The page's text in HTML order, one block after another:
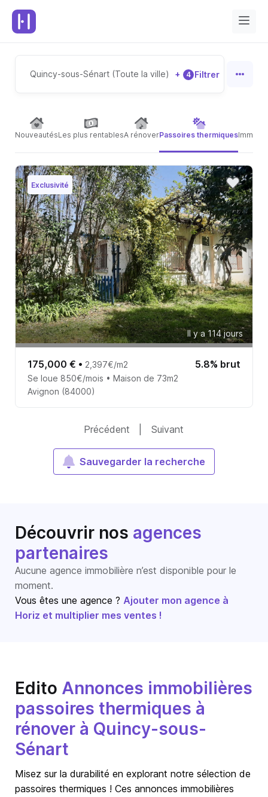
Quincy-sous-Sénart (Toute la ville) + 4 Filtrer
NouveautésLes plus rentablesA rénoverPassoires thermiques
Exclusivité
Il y a 114 jours
175,000 € • 2,397€/m2 5.8% brut
Se loue 850€/mois • Maison de 73m2
Avignon (84000)
Précédent Suivant
Sauvegarder la recherche
Découvrir nos agences
partenaires
Aucune agence immobilière n’est disponible pour le
moment.
Vous êtes une agence ? Ajouter mon agence à
Horiz et multiplier mes ventes !
Edito Annonces immobilières
passoires thermiques à
rénover à Quincy-sous-
Sénart
Misez sur la durabilité en explorant notre sélection de
passoires thermiques ! Ces annonces immobilières